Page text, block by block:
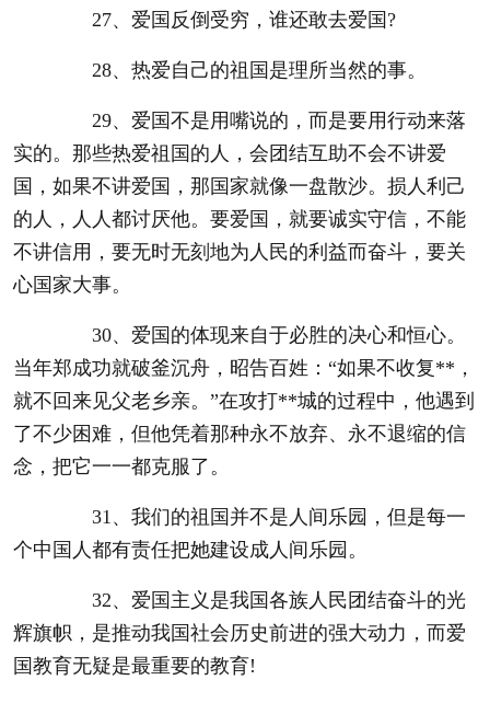
27、爱国反倒受穷，谁还敢去爱国?
28、热爱自己的祖国是理所当然的事。
29、爱国不是用嘴说的，而是要用行动来落
实的。那些热爱祖国的人，会团结互助不会不讲爱
国，如果不讲爱国，那国家就像一盘散沙。损人利己
的人，人人都讨厌他。要爱国，就要诚实守信，不能
不讲信用，要无时无刻地为人民的利益而奋斗，要关
心国家大事。
30、爱国的体现来自于必胜的决心和恒心。
当年郑成功就破釜沉舟，昭告百姓：“如果不收复**，
就不回来见父老乡亲。”在攻打**城的过程中，他遇到
了不少困难，但他凭着那种永不放弃、永不退缩的信
念，把它一一都克服了。
31、我们的祖国并不是人间乐园，但是每一
个中国人都有责任把她建设成人间乐园。
32、爱国主义是我国各族人民团结奋斗的光
辉旗帜，是推动我国社会历史前进的强大动力，而爱
国教育无疑是最重要的教育!